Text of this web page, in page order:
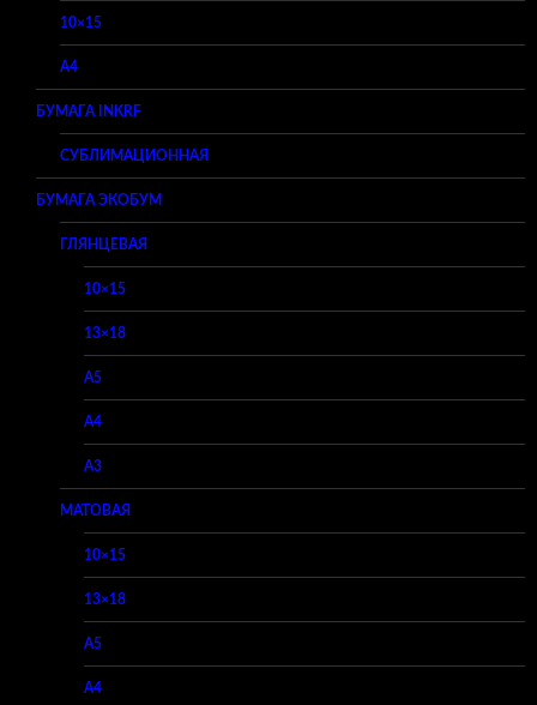
10×15
A4
БУМАГА INKRF
СУБЛИМАЦИОННАЯ
БУМАГА ЭКОБУМ
ГЛЯНЦЕВАЯ
10×15
13×18
A5
A4
A3
МАТОВАЯ
10×15
13×18
A5
A4